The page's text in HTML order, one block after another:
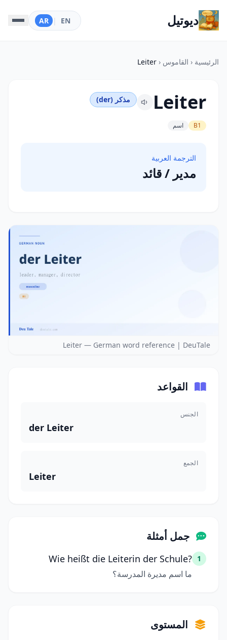
ديوتيل EN
|
AR
الرئيسية ‹ القاموس ‹
Leiter
Leiter مذكر (der)
B1 اسم
الترجمة العربية
مدير / قائد
Leiter — German word reference | DeuTale
القواعد
الجنس
der Leiter
الجمع
Leiter
جمل أمثلة
1
Wie heißt die Leiterin der Schule?
ما اسم مديرة المدرسة؟
المستوى